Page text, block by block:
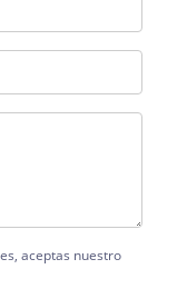
aceptas nuestro